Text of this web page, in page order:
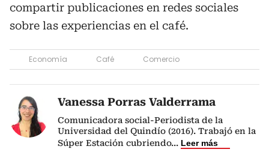
compartir publicaciones en redes sociales
sobre las experiencias en el café.
Economía Café Comercio
Vanessa Porras Valderrama
Comunicadora social-Periodista de la
Universidad del Quindío (2016). Trabajó en la
Súper Estación cubriendo... Leer más